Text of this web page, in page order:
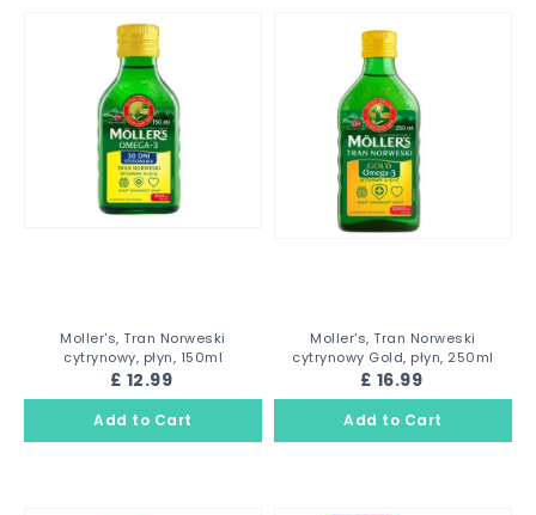
Moller's, Tran Norweski
cytrynowy, płyn, 150ml
£ 12.99
Moller's, Tran Norweski
cytrynowy Gold, płyn, 250ml
£ 16.99